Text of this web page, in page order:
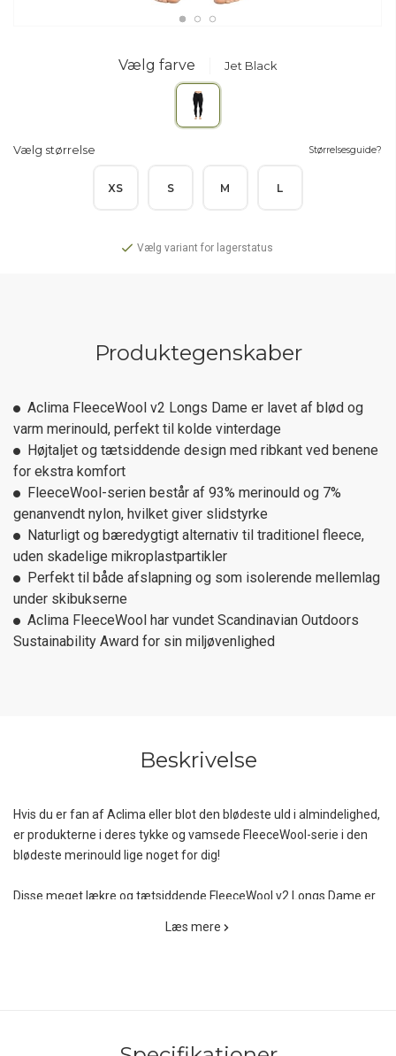
Vælg farve Jet Black
Vælg størrelse Størrelsesguide?
XS S M L
Vælg variant for lagerstatus
Produktegenskaber
Aclima FleeceWool v2 Longs Dame er lavet af blød og
varm merinould, perfekt til kolde vinterdage
Højtaljet og tætsiddende design med ribkant ved benene
for ekstra komfort
FleeceWool-serien består af 93% merinould og 7%
genanvendt nylon, hvilket giver slidstyrke
Naturligt og bæredygtigt alternativ til traditionel fleece,
uden skadelige mikroplastpartikler
Perfekt til både afslapning og som isolerende mellemlag
under skibukserne
Aclima FleeceWool har vundet Scandinavian Outdoors
Sustainability Award for sin miljøvenlighed
Beskrivelse
Hvis du er fan af Aclima eller blot den blødeste uld i almindelighed,
er produkterne i deres tykke og vamsede FleeceWool-serie i den
blødeste merinould lige noget for dig!
Disse meget lækre og tætsiddende FleeceWool v2 Longs Dame er
Læs mere